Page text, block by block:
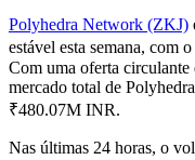
Futuros COIN-M
Futuros de
TradFi
Polyhedra Network (ZKJ)
estável esta semana, com
Com uma oferta
mercado total de
₹480.07M INR.
Nas últimas 24 horas, o